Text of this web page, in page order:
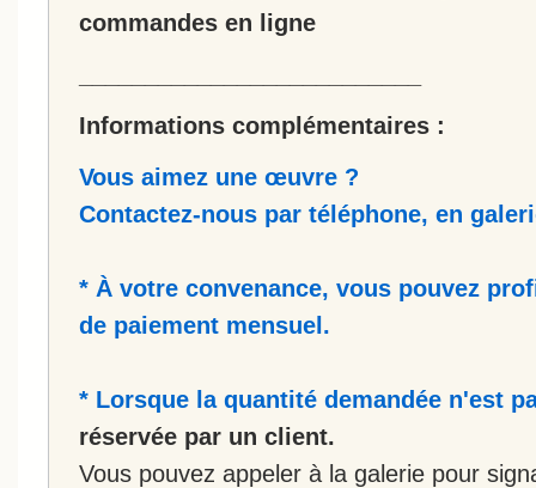
commandes en ligne
Informations complémentaires :
Vous aimez une œuvre ?
Contactez-nous par téléphone, en
* À votre convenance, vous pouvez
de paiement mensuel.
* Lorsque la quantité demandée n'est
réservée par un client.
Vous pouvez appeler à la galerie pour